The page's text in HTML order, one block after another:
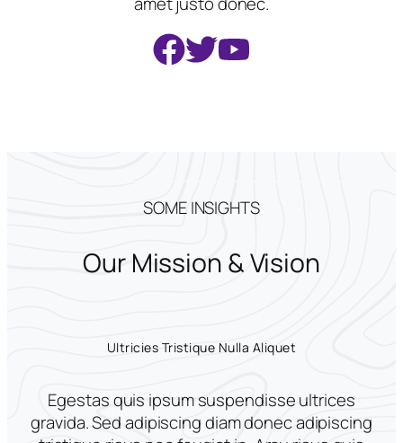
SOME INSIGHTS
Our Mission & Vision
Ultricies Tristique Nulla Aliquet
Egestas quis ipsum suspendisse ultrices
gravida. Sed adipiscing diam donec adipiscing